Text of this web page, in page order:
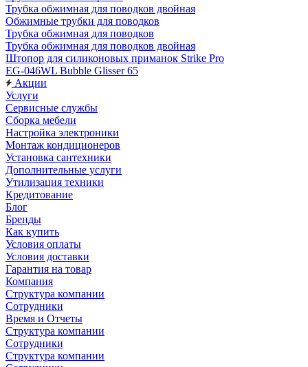
Трубка обжимная для поводков двойная
Обжимные трубки для поводков
Трубка обжимная для поводков
Трубка обжимная для поводков двойная
Штопор для силиконовых приманок Strike Pro
EG-046WL Bubble Glisser 65
Акции
Услуги
Сервисные службы
Сборка мебели
Настройка электроники
Монтаж кондиционеров
Установка сантехники
Дополнительные услуги
Утилизация техники
Кредитование
Блог
Бренды
Как купить
Условия оплаты
Условия доставки
Гарантия на товар
Компания
Структура компании
Сотрудники
Время и Отчеты
Структура компании
Сотрудники
Структура компании